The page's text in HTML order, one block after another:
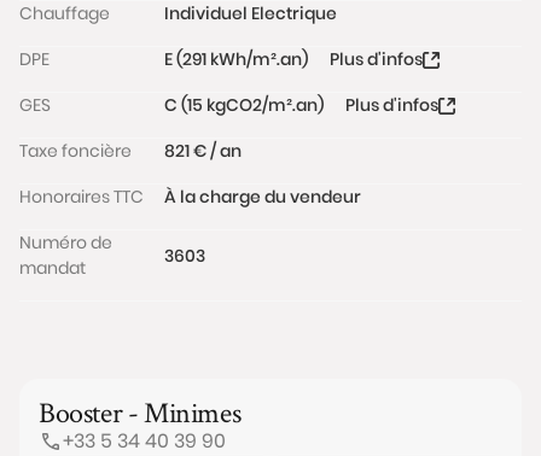
Chauffage
Individuel Electrique
DPE
E (291 kWh/m².an)
Plus d'infos
GES
C (15 kgCO2/m².an)
Plus d'infos
Taxe foncière
821 € / an
Honoraires TTC
À la charge du vendeur
Numéro de
mandat
3603
Booster - Minimes
+33 5 34 40 39 90